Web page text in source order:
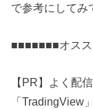
で参考にしてみ
■■■■■■■オス
【PR】よく配
「TradingView」